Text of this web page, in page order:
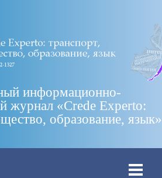
информационно-
журнал «Crede Experto:
образование, язык»